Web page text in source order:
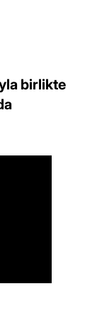
birlikte